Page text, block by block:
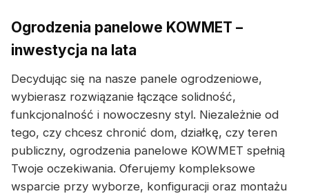
Ogrodzenia panelowe KOWMET –
inwestycja na lata
Decydując się na nasze panele ogrodzeniowe,
wybierasz rozwiązanie łączące solidność,
funkcjonalność i nowoczesny styl. Niezależnie od
tego, czy chcesz chronić dom, działkę, czy teren
publiczny, ogrodzenia panelowe KOWMET spełnią
Twoje oczekiwania. Oferujemy kompleksowe
wsparcie przy wyborze, konfiguracji oraz montażu